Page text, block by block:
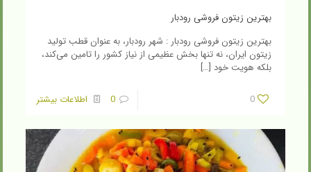
بهترین زیتون فروشی رودبار
بهترین زیتون فروشی رودبار : شهر رودبار، به عنوان قطب تولید
زیتون ایران، نه تنها بخش عظیمی از نیاز کشور را تامین می‌کند،
بلکه هویت خود […]
0
0 اطلاعات بیشتر